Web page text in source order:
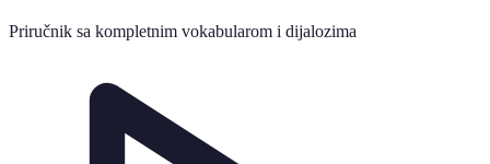
Priručnik sa kompletnim vokabularom i dijalozima